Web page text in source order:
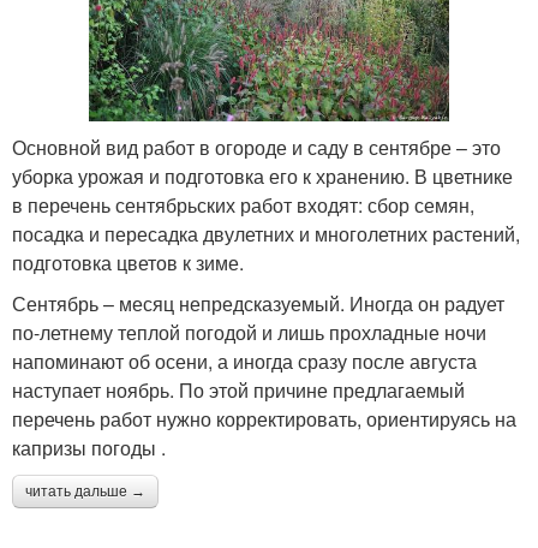
Основной вид работ в огороде и саду в сентябре – это
уборка урожая и подготовка его к хранению. В цветнике
в перечень сентябрьских работ входят: сбор семян,
посадка и пересадка двулетних и многолетних растений,
подготовка цветов к зиме.
Сентябрь – месяц непредсказуемый. Иногда он радует
по-летнему теплой погодой и лишь прохладные ночи
напоминают об осени, а иногда сразу после августа
наступает ноябрь. По этой причине предлагаемый
перечень работ нужно корректировать, ориентируясь на
капризы погоды .
читать дальше →